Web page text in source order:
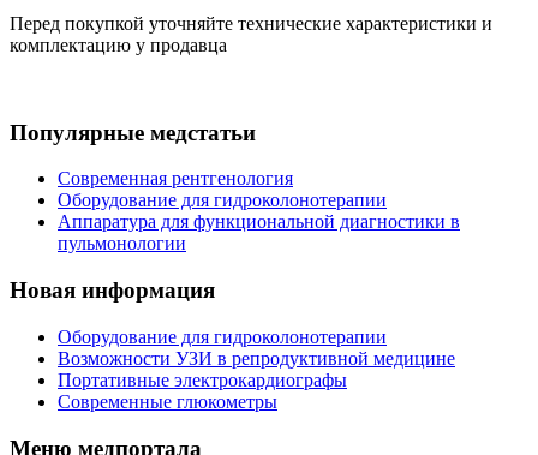
Перед покупкой уточняйте технические характеристики и
комплектацию у продавца
Популярные медстатьи
Современная рентгенология
Оборудование для гидроколонотерапии
Аппаратура для функциональной диагностики в
пульмонологии
Новая информация
Оборудование для гидроколонотерапии
Возможности УЗИ в репродуктивной медицине
Портативные электрокардиографы
Современные глюкометры
Меню медпортала